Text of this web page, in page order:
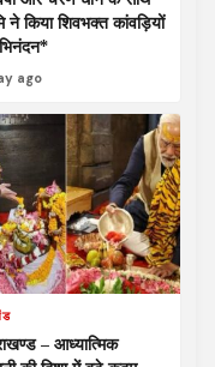
ने किया शिवभक्त कांवड़ियों
ago
– आध्यात्मिक